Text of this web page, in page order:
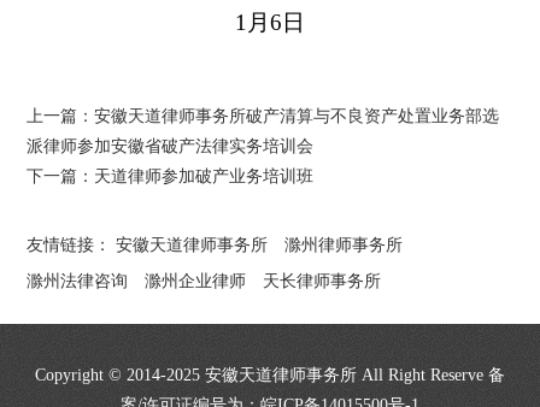
1月6日
上一篇：安徽天道律师事务所破产清算与不良资产处置业务部选
派律师参加安徽省破产法律实务培训会
下一篇： 天道律师参加破产业务培训班
友情链接：安徽天道律师事务所
滁州律师事务所
滁州法律咨询
滁州企业律师 天长律师事务所
Copyright © 2014-2025 安徽天道律师事务所 All Right Reserve 备